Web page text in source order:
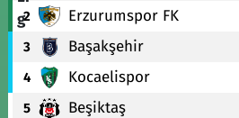
2 Erzurumspor FK
3 Başakşehir
4 Kocaelispor
5 Beşiktaş